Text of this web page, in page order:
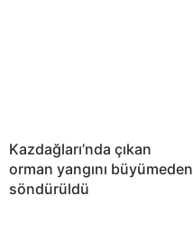
Kazdağları’nda çıkan
orman yangını büyümeden
söndürüldü